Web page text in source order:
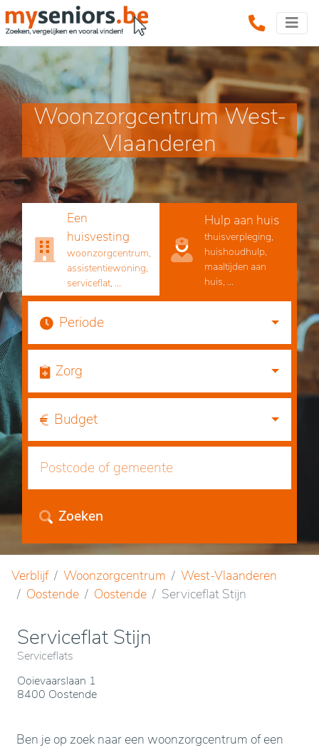
Woonzorgcentrum West-
Vlaanderen
Een
huisvesting
woonzorgcentrum,
assistentiewoning,
serviceflat, ...
Hulp aan huis
thuisverpleging,
huishoudhulp,
maaltijden aan
huis, ...
Periode
Zorg
Budget
Zoeken
Verblijf Woonzorgcentrum
West-Vlaanderen
Oostende
Oostende Serviceflat Stijn
Serviceflat Stijn
Serviceflats
Ooievaarslaan 1
8400 Oostende
Ben je op zoek naar een woonzorgcentrum of een